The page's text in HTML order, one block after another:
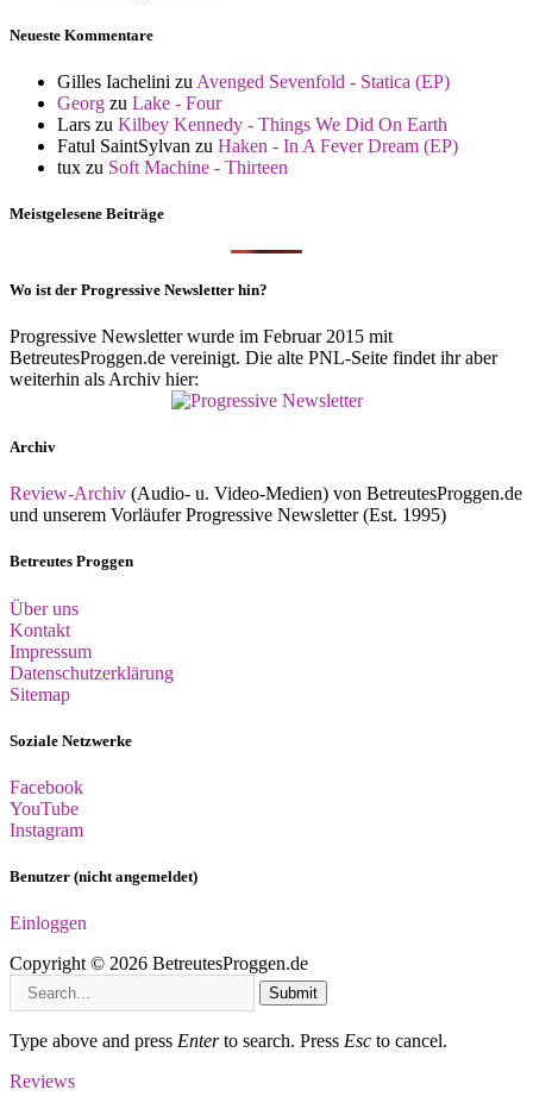
Neueste Kommentare
Gilles Iachelini zu Avenged Sevenfold - Statica (EP)
Georg zu Lake - Four
Lars zu Kilbey Kennedy - Things We Did On Earth
Fatul SaintSylvan zu Haken - In A Fever Dream (EP)
tux zu Soft Machine - Thirteen
Meistgelesene Beiträge
Wo ist der Progressive Newsletter hin?
Progressive Newsletter wurde im Februar 2015 mit
BetreutesProggen.de vereinigt. Die alte PNL-Seite findet ihr aber
weiterhin als Archiv hier:
Archiv
Review-Archiv (Audio- u. Video-Medien) von BetreutesProggen.de
und unserem Vorläufer Progressive Newsletter (Est. 1995)
Betreutes Proggen
Über uns
Kontakt
Impressum
Datenschutzerklärung
Sitemap
Soziale Netzwerke
Facebook
YouTube
Instagram
Benutzer (nicht angemeldet)
Einloggen
Copyright © 2026 BetreutesProggen.de
Submit
Type above and press Enterto search. Press Esc to cancel.
Reviews